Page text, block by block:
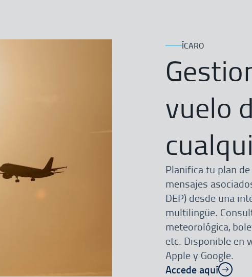
ÍCARO
vuelo
Planifica tu plan
mensajes
DEP) desde una
multilingüe.
meteorológica,
etc. Disponible en
Apple y Google.
Accede aquí